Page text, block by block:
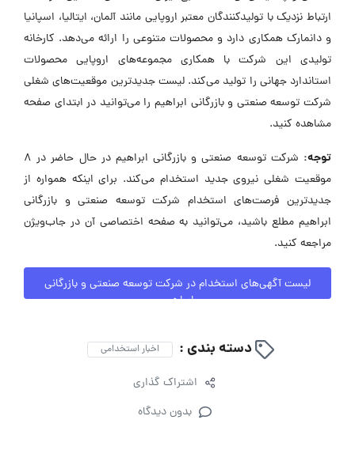
ارتباط نزدیک با تولیدکنندگان معتبر اروپایی مانند آلمان، ایتالیا، اسپانیا
و دانمارک همکاری دارد و محصولات متنوعی را ارائه می‌دهد. کارخانه
تولیدی این شرکت با همکاری مجموعه‌های اروپایی محصولات
استاندارد جهانی را تولید می‌کند. لیست جدیدترین موقعیت‌های شغلی
شرکت توسعه صنعتی و بازرگانی ابراهیم را می‌توانید در ابتدای صفحه
مشاهده کنید.
توجه:
شرکت توسعه صنعتی و بازرگانی ابراهیم در حال حاضر در ۸
موقعیت شغلی نیروی جدید استخدام می‌کند. برای اینکه همواره از
جدیدترین فرصت‌های استخدام شرکت توسعه صنعتی و بازرگانی
ابراهیم مطلع باشید، می‌توانید به صفحه اختصاصی آن در جاب‌ویژن
مراجعه کنید.
لیست آگهی‌های استخدام در شرکت توسعه صنعتی و بازرگانی
ابراهیم
دسته بندی : اخبار استخدامی
اشتراک گذاری
بدون دیدگاه